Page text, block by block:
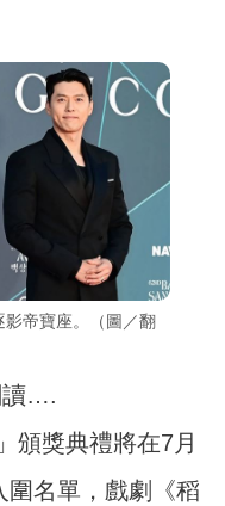
帝寶座。（圖／翻
讀….
」頒獎典禮將在7月
圍名單，戲劇《稻